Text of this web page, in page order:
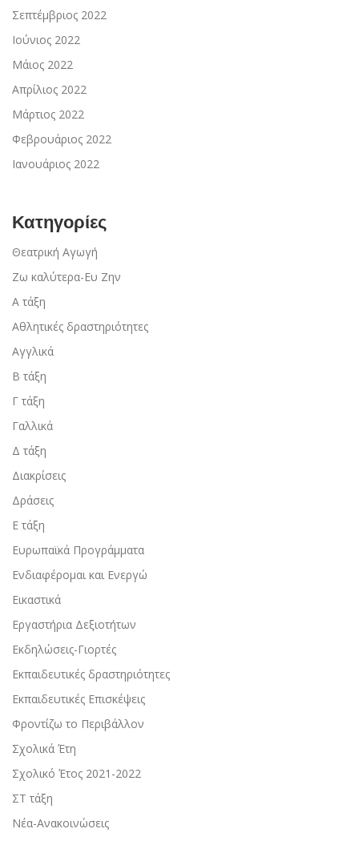
Σεπτέμβριος 2022
Ιούνιος 2022
Μάιος 2022
Απρίλιος 2022
Μάρτιος 2022
Φεβρουάριος 2022
Ιανουάριος 2022
Κατηγορίες
Θεατρική Αγωγή
Ζω καλύτερα-Ευ Ζην
Α τάξη
Αθλητικές δραστηριότητες
Αγγλικά
Β τάξη
Γ τάξη
Γαλλικά
Δ τάξη
Διακρίσεις
Δράσεις
Ε τάξη
Ευρωπαϊκά Προγράμματα
Ενδιαφέρομαι και Ενεργώ
Εικαστικά
Εργαστήρια Δεξιοτήτων
Εκδηλώσεις-Γιορτές
Εκπαιδευτικές δραστηριότητες
Εκπαιδευτικές Επισκέψεις
Φροντίζω το Περιβάλλον
Σχολικά Έτη
Σχολικό Έτος 2021-2022
ΣΤ τάξη
Νέα-Ανακοινώσεις